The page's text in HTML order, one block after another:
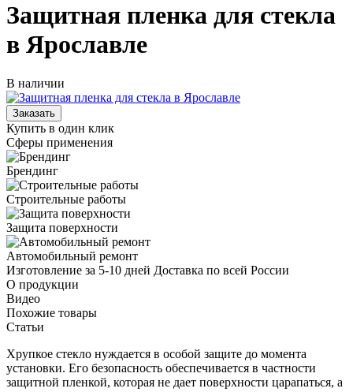
Защитная пленка для стекла
в Ярославле
В наличии
Купить в один клик
Сферы применения
Брендинг
Строительные работы
Защита поверхности
Автомобильный ремонт
Изготовление за 5-10 дней Доставка по всей России
О продукции
Видео
Похожие товары
Статьи
Хрупкое стекло нуждается в особой защите до момента
установки. Его безопасность обеспечивается в частности
защитной пленкой, которая не дает поверхности царапаться, а